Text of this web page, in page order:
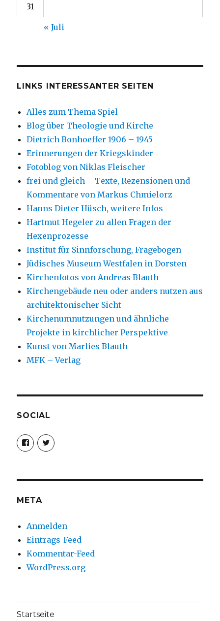
31
« Juli
LINKS INTERESSANTER SEITEN
Alles zum Thema Spiel
Blog über Theologie und Kirche
Dietrich Bonhoeffer 1906 – 1945
Erinnerungen der Kriegskinder
Fotoblog von Niklas Fleischer
frei und gleich – Texte, Rezensionen und
Kommentare von Markus Chmielorz
Hanns Dieter Hüsch, weitere Infos
Hartmut Hegeler zu allen Fragen der
Hexenprozesse
Institut für Sinnforschung, Fragebogen
Jüdisches Museum Westfalen in Dorsten
Kirchenfotos von Andreas Blauth
Kirchengebäude neu oder anders nutzen aus
architektonischer Sicht
Kirchenumnutzungen und ähnliche
Projekte in kirchlicher Perspektive
Kunst von Marlies Blauth
MFK – Verlag
SOCIAL
Profil
von
christoph.fleischer1
anzeigen
Profil
von
anzeigen
META
Anmelden
Eintrags-Feed
Kommentar-Feed
WordPress.org
Startseite